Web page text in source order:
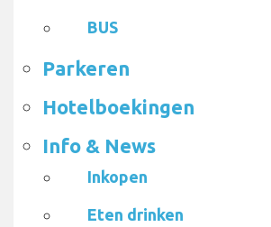
BUS
Parkeren
Hotelboekingen
Info & News
Inkopen
Eten drinken